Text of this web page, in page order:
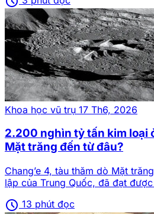
Khoa học vũ trụ 17 Th6, 2026
2.200 nghìn tỷ tấn kim loại
Mặt trăng đến từ đâu?
Chang’e 4, tàu thăm dò Mặt
lập của Trung Quốc, đã đạt
schedule 13 phút đọc